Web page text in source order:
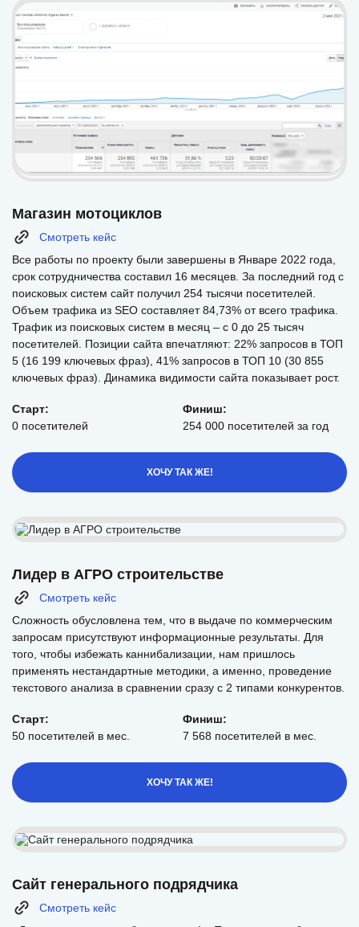
Магазин мотоциклов
Смотреть кейс
Все работы по проекту были завершены в Январе 2022 года,
срок сотрудничества составил 16 месяцев. За последний год с
поисковых систем сайт получил 254 тысячи посетителей.
Объем трафика из SEO составляет 84,73% от всего трафика.
Трафик из поисковых систем в месяц – с 0 до 25 тысяч
посетителей. Позиции сайта впечатляют: 22% запросов в ТОП
5 (16 199 ключевых фраз), 41% запросов в ТОП 10 (30 855
ключевых фраз). Динамика видимости сайта показывает рост.
Старт:
0 посетителей
Финиш:
254 000 посетителей за год
ХОЧУ ТАК ЖЕ!
Лидер в АГРО строительстве
Смотреть кейс
Сложность обусловлена тем, что в выдаче по коммерческим
запросам присутствуют информационные результаты. Для
того, чтобы избежать каннибализации, нам пришлось
применять нестандартные методики, а именно, проведение
текстового анализа в сравнении сразу с 2 типами конкурентов.
Старт:
50 посетителей в мес.
Финиш:
7 568 посетителей в мес.
ХОЧУ ТАК ЖЕ!
Сайт генерального подрядчика
Смотреть кейс